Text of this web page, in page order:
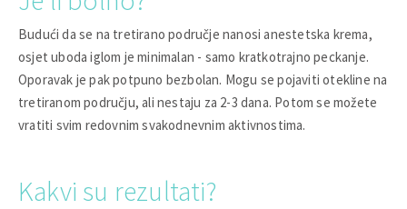
Budući da se na tretirano područje nanosi anestetska krema,
osjet uboda iglom je minimalan - samo kratkotrajno peckanje.
Oporavak je pak potpuno bezbolan. Mogu se pojaviti otekline na
tretiranom području, ali nestaju za 2-3 dana. Potom se možete
vratiti svim redovnim svakodnevnim aktivnostima.
Kakvi su rezultati?